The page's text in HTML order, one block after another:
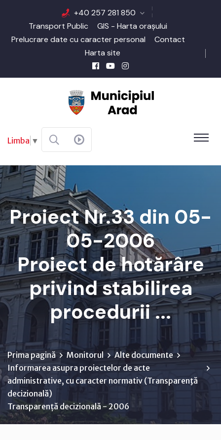
+40 257 281 850
Transport Public
GIS - Harta orașului
Prelucrare date cu caracter personal
Contact
Harta site
Limba ▼
Proiect Nr.33 din 05-
05-2006
Proiect de hotărâre
privind stabilirea
procedurii ...
Prima pagină Monitorul
Alte documente
Informarea asupra proiectelor de acte
administrative, cu caracter normativ (Transparenţă
decizională)
Transparență decizională - 2006